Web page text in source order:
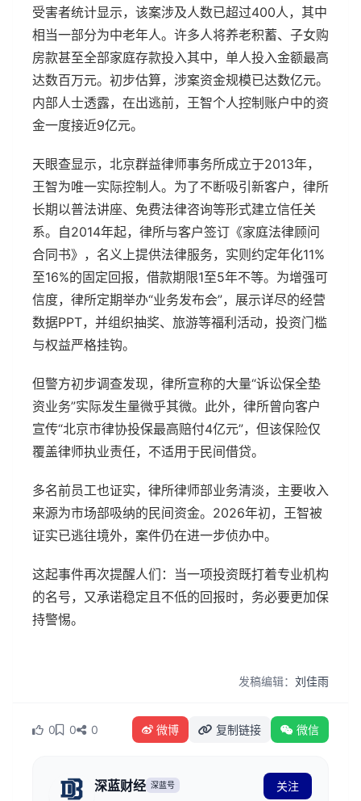
受害者统计显示，该案涉及人数已超过400人，其中
相当一部分为中老年人。许多人将养老积蓄、子女购
房款甚至全部家庭存款投入其中，单人投入金额最高
达数百万元。初步估算，涉案资金规模已达数亿元。
内部人士透露，在出逃前，王智个人控制账户中的资
金一度接近9亿元。
天眼查显示，北京群益律师事务所成立于2013年，
王智为唯一实际控制人。为了不断吸引新客户，律所
长期以普法讲座、免费法律咨询等形式建立信任关
系。自2014年起，律所与客户签订《家庭法律顾问
合同书》，名义上提供法律服务，实则约定年化11%
至16%的固定回报，借款期限1至5年不等。为增强可
信度，律所定期举办“业务发布会”，展示详尽的经营
数据PPT，并组织抽奖、旅游等福利活动，投资门槛
与权益严格挂钩。
但警方初步调查发现，律所宣称的大量“诉讼保全垫
资业务”实际发生量微乎其微。此外，律所曾向客户
宣传“北京市律协投保最高赔付4亿元”，但该保险仅
覆盖律师执业责任，不适用于民间借贷。
多名前员工也证实，律所律师部业务清淡，主要收入
来源为市场部吸纳的民间资金。2026年初，王智被
证实已逃往境外，案件仍在进一步侦办中。
这起事件再次提醒人们：当一项投资既打着专业机构
的名号，又承诺稳定且不低的回报时，务必要更加保
持警惕。
发稿编辑： 刘佳雨
0 0 0 微博 复制链接 微信
深蓝财经 深蓝号 关注